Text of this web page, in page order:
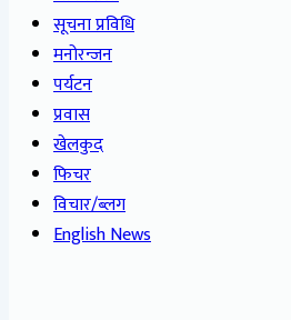
सूचना प्रविधि
मनोरन्जन
पर्यटन
प्रवास
खेलकुद
फिचर
विचार/ब्लग
English News